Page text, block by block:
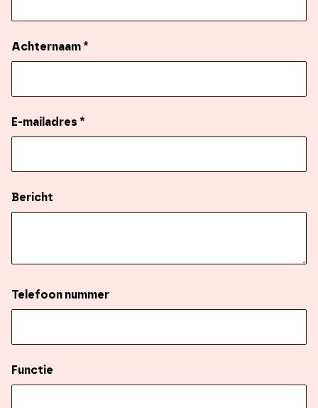
Achternaam*
E-mailadres *
Bericht
Telefoon nummer
Functie